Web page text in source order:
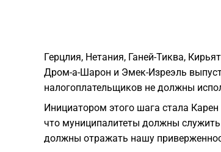
Герцлия, Нетания, Ганей-Тиква,
Дром-а-Шарон и Эмек-Изреэль
налогоплательщиков не должны
Инициатором этого шага стала
что муниципалитеты должны
должны отражать нашу